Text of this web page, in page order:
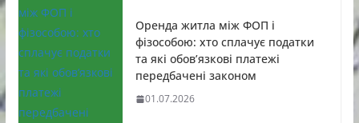
Оренда житла між ФОП і
фізособою: хто сплачує податки
та які обов’язкові платежі
передбачені законом
01.07.2026